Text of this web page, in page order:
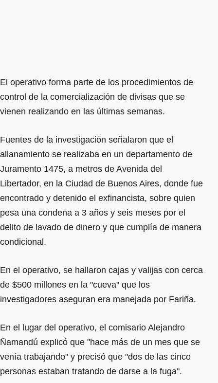
El operativo forma parte de los procedimientos de
control de la comercialización de divisas que se
vienen realizando en las últimas semanas.
Fuentes de la investigación señalaron que el
allanamiento se realizaba en un departamento de
Juramento 1475, a metros de Avenida del
Libertador, en la Ciudad de Buenos Aires, donde fue
encontrado y detenido el exfinancista, sobre quien
pesa una condena a 3 años y seis meses por el
delito de lavado de dinero y que cumplía de manera
condicional.
En el operativo, se hallaron cajas y valijas con cerca
de $500 millones en la "cueva" que los
investigadores aseguran era manejada por Fariña.
En el lugar del operativo, el comisario Alejandro
Ñamandú explicó que "hace más de un mes que se
venía trabajando" y precisó que "dos de las cinco
personas estaban tratando de darse a la fuga".